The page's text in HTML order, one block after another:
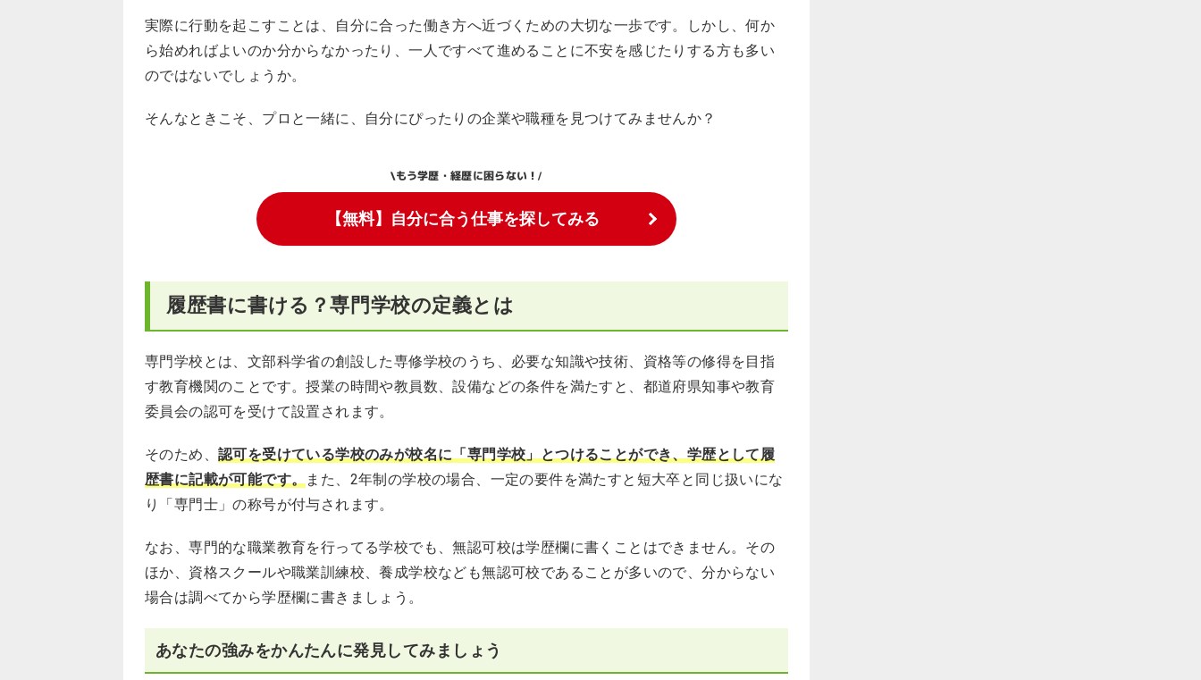
実際に行動を起こすことは、自分に合った働き方へ近づくための大切な一歩です。しかし、何か
ら始めればよいのか分からなかったり、一人ですべて進めることに不安を感じたりする方も多い
のではないでしょうか。
そんなときこそ、プロと一緒に、自分にぴったりの企業や職種を見つけてみませんか？
\もう学歴・経歴に困らない！/
【無料】自分に合う仕事を探してみる
履歴書に書ける？専門学校の定義とは
専門学校とは、文部科学省の創設した専修学校のうち、必要な知識や技術、資格等の修得を目指
す教育機関のことです。授業の時間や教員数、設備などの条件を満たすと、都道府県知事や教育
委員会の認可を受けて設置されます。
そのため、 認可を受けている学校のみが校名に「専門学校」とつけることができ、学歴として履
歴書に記載が可能です。また、2年制の学校の場合、一定の要件を満たすと短大卒と同じ扱いにな
り「専門士」の称号が付与されます。
なお、専門的な職業教育を行ってる学校でも、無認可校は学歴欄に書くことはできません。その
ほか、資格スクールや職業訓練校、養成学校なども無認可校であることが多いので、分からない
場合は調べてから学歴欄に書きましょう。
あなたの強みをかんたんに発見してみましょう